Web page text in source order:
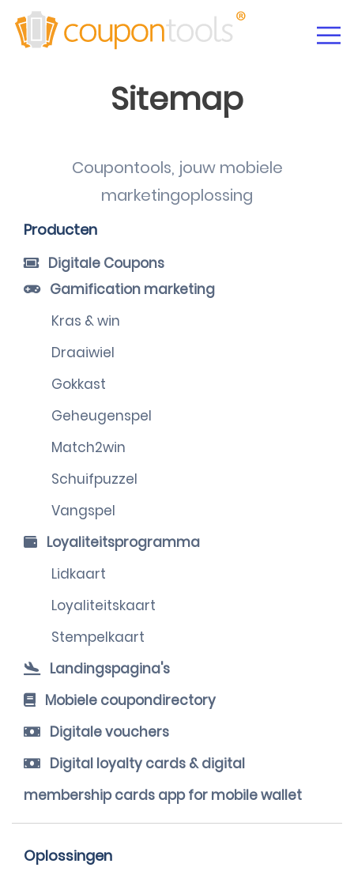
Sitemap
Coupontools, jouw mobiele
marketingoplossing
Producten
Digitale Coupons
Gamification marketing
Kras & win
Draaiwiel
Gokkast
Geheugenspel
Match2win
Schuifpuzzel
Vangspel
Loyaliteitsprogramma
Lidkaart
Loyaliteitskaart
Stempelkaart
Landingspagina's
Mobiele coupondirectory
Digitale vouchers
Digital loyalty cards & digital
membership cards app for mobile wallet
Oplossingen